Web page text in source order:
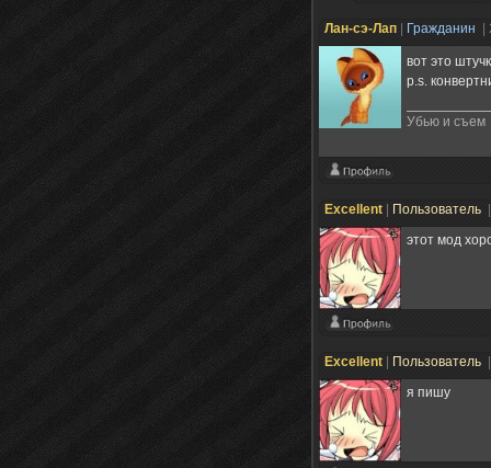
Лан-сэ-Лап Гражданин
вот это
p.s.
Убью и съем
Excellent Пользователь
этот мод
Excellent Пользователь
я пишу